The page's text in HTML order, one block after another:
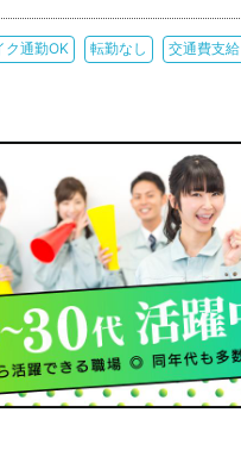
ク通勤OK 転勤なし 交通費支給